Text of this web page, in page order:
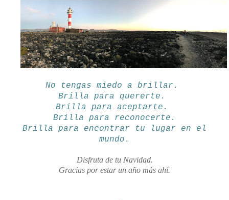
No tengas miedo a brillar.
Brilla para quererte.
Brilla para aceptarte.
Brilla para reconocerte.
Brilla para encontrar tu lugar en el
mundo.
Disfruta de tu Navidad.
Gracias por estar un año más ahí.